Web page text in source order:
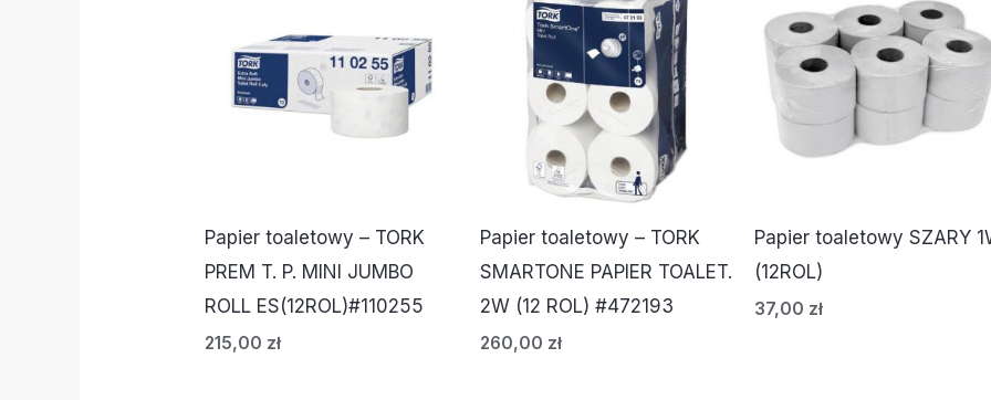
Papier toaletowy – TORK
PREM T. P. MINI JUMBO
ROLL ES(12ROL)#110255
215,00 zł
Papier toaletowy – TORK
SMARTONE PAPIER TOALET.
2W (12 ROL) #472193
260,00 zł
Papier toaletowy SZARY
(12ROL)
37,00 zł